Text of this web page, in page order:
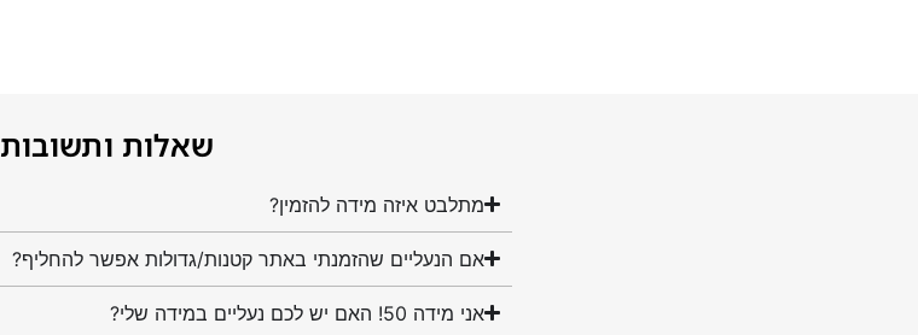
שאלות ותשובות
מתלבט איזה מידה להזמין?
אם הנעליים שהזמנתי באתר קטנות/גדולות אפשר להחליף?
אני מידה 50! האם יש לכם נעליים במידה שלי?